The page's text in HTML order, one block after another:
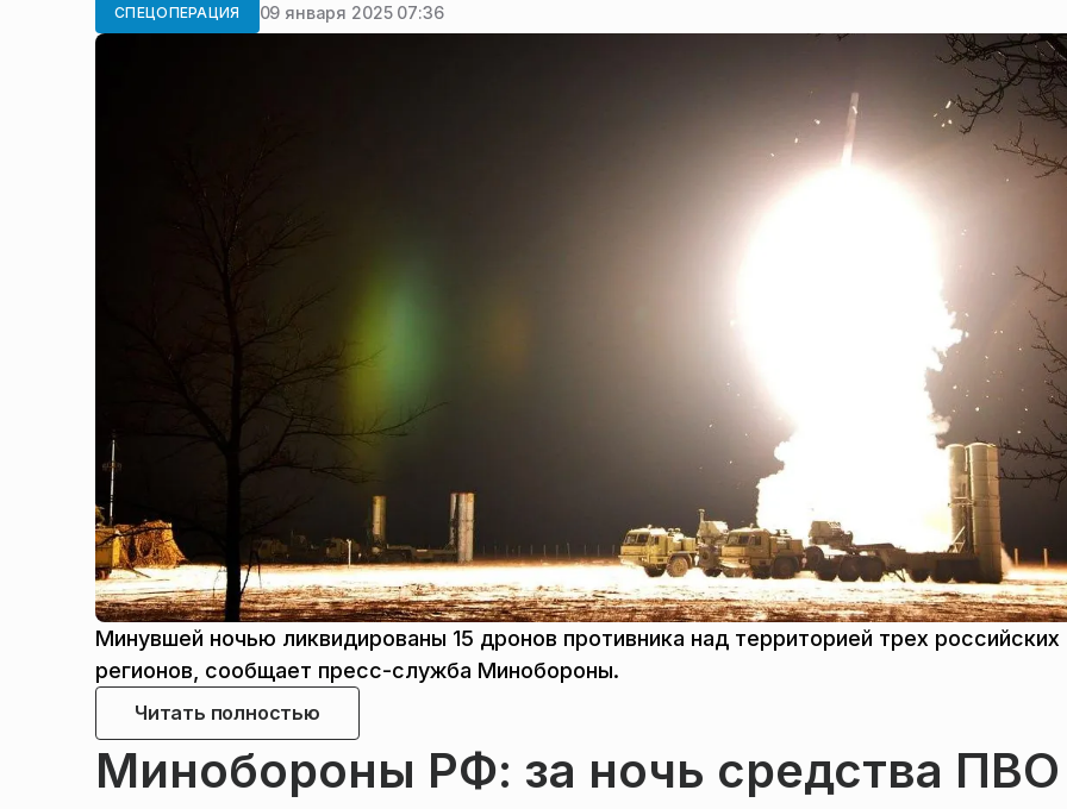
СПЕЦОПЕРАЦИЯ 09 января 2025 07:36
Минувшей ночью ликвидированы 15 дронов противника над территорией трех российских
регионов, сообщает пресс-служба Минобороны.
Читать полностью
Минобороны РФ: за ночь средства ПВО